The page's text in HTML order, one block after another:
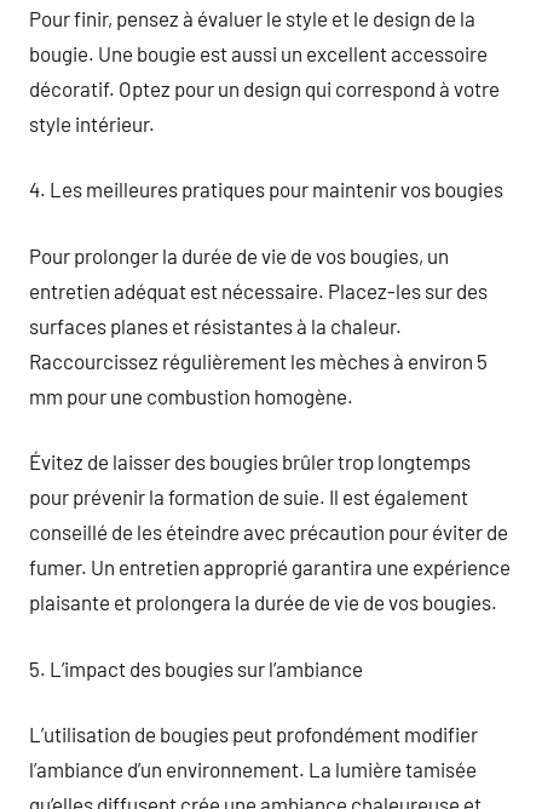
Pour finir, pensez à évaluer le style et le design de la
bougie. Une bougie est aussi un excellent accessoire
décoratif. Optez pour un design qui correspond à votre
style intérieur.
4. Les meilleures pratiques pour maintenir vos bougies
Pour prolonger la durée de vie de vos bougies, un
entretien adéquat est nécessaire. Placez-les sur des
surfaces planes et résistantes à la chaleur.
Raccourcissez régulièrement les mèches à environ 5
mm pour une combustion homogène.
Évitez de laisser des bougies brûler trop longtemps
pour prévenir la formation de suie. Il est également
conseillé de les éteindre avec précaution pour éviter de
fumer. Un entretien approprié garantira une expérience
plaisante et prolongera la durée de vie de vos bougies.
5. L’impact des bougies sur l’ambiance
L’utilisation de bougies peut profondément modifier
l’ambiance d’un environnement. La lumière tamisée
qu’elles diffusent crée une ambiance chaleureuse et